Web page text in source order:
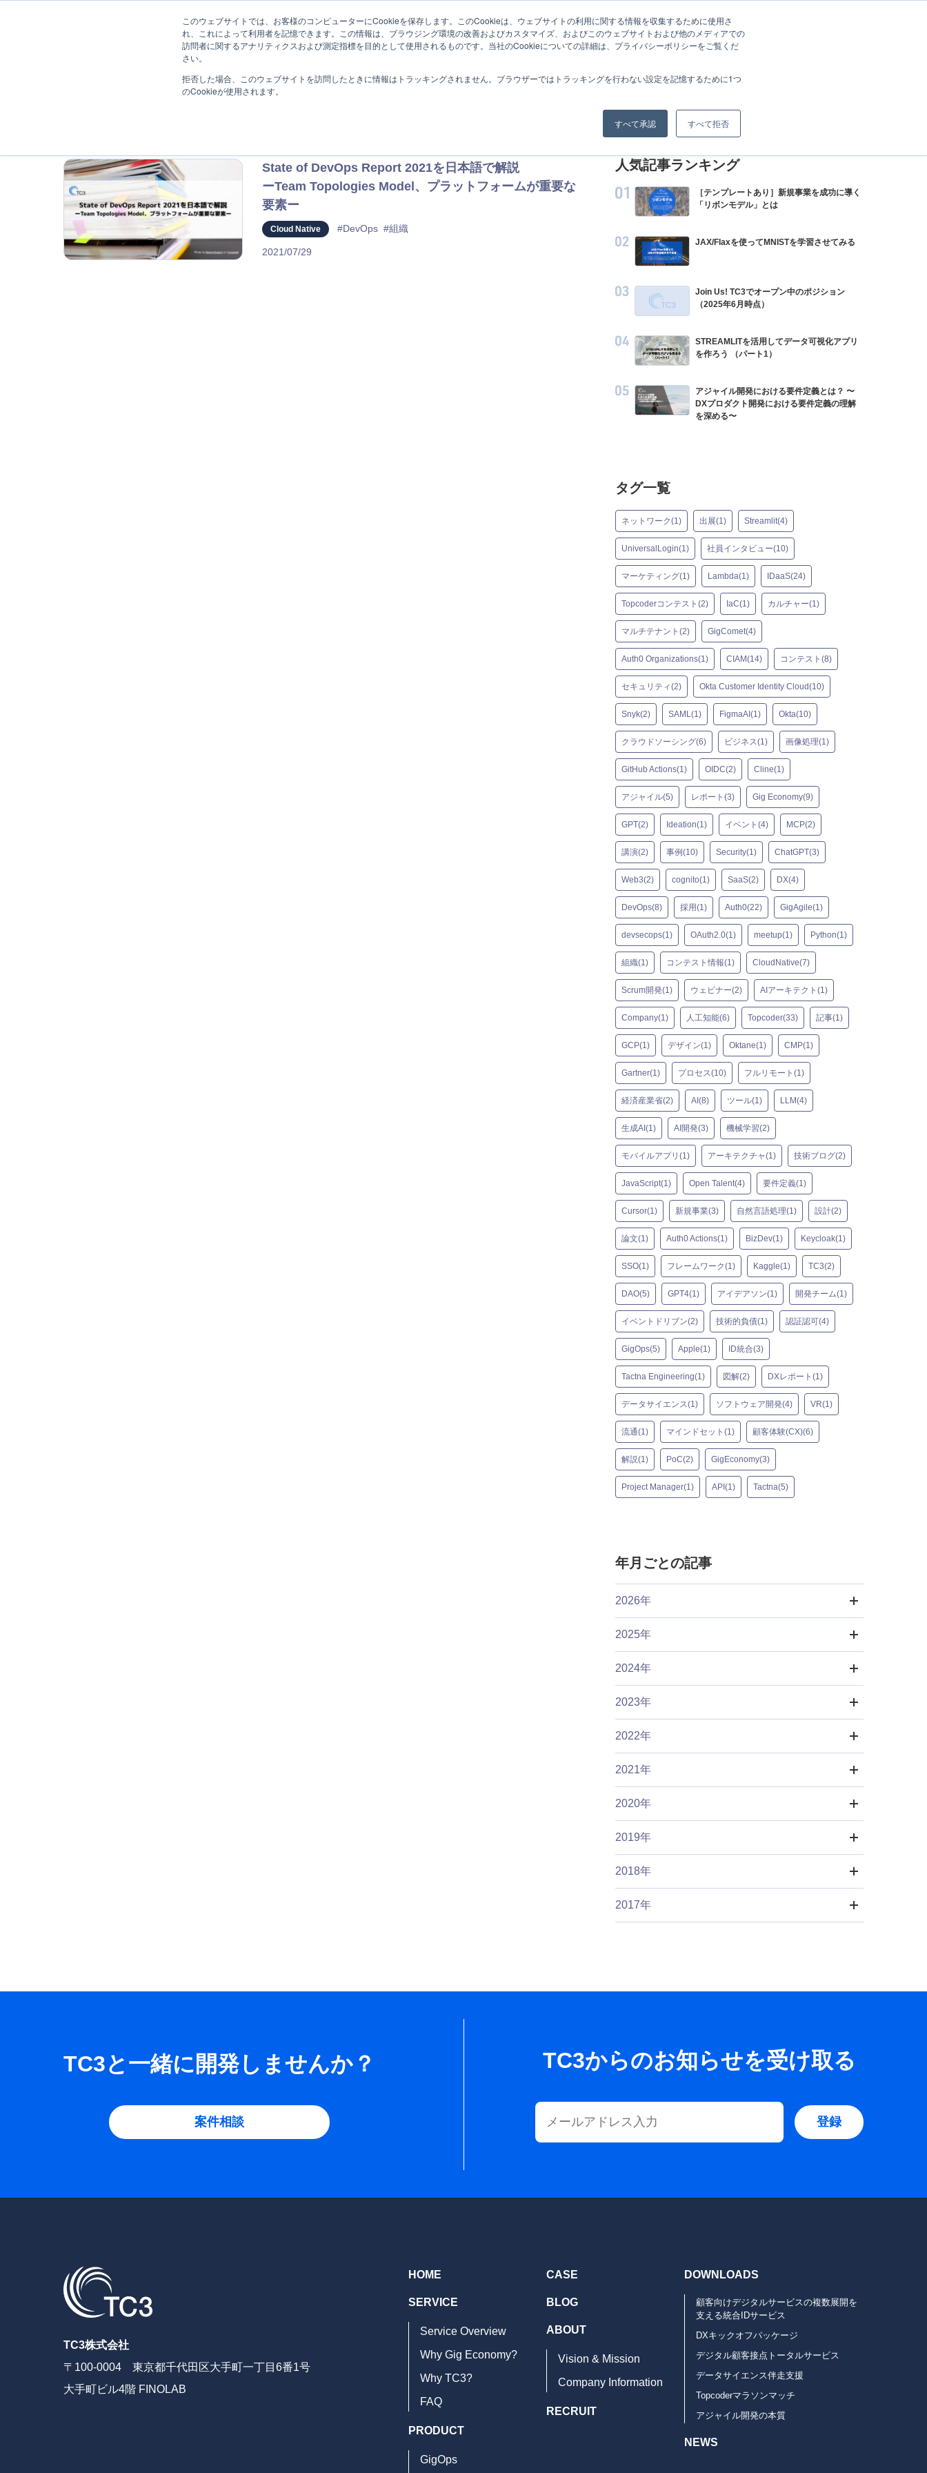
このウェブサイトでは、お客様のコンピューターにCookieを保存します。このCookieは、ウェブサイトの利用に関する情報を収集するために使用さ
れ、これによって利用者を記憶できます。この情報は、ブラウジング環境の改善およびカスタマイズ、およびこのウェブサイトおよび他のメディアでの
訪問者に関するアナリティクスおよび測定指標を目的として使用されるものです。当社のCookieについての詳細は、プライバシーポリシーをご覧くだ
さい。
拒否した場合、このウェブサイトを訪問したときに情報はトラッキングされません。ブラウザーではトラッキングを行わない設定を記憶するために1つ
のCookieが使用されます。
すべて承認 すべて拒否
Home Service Product Case Blog About Us Recruit
State of DevOps Report 2021を日本語で解説
ーTeam Topologies Model、プラットフォームが重要な
要素ー
Cloud Native #DevOps #組織
2021/07/29
人気記事ランキング
［テンプレートあり］新規事業を成功に導く
「リボンモデル」とは
JAX/Flaxを使ってMNISTを学習させてみる
Join Us! TC3でオープン中のポジション
（2025年6月時点）
STREAMLITを活用してデータ可視化アプリ
を作ろう （パート1）
アジャイル開発における要件定義とは？ 〜
DXプロダクト開発における要件定義の理解
を深める〜
タグ一覧
ネットワーク(1) 出展(1) Streamlit(4)
UniversalLogin(1) 社員インタビュー(10)
マーケティング(1) Lambda(1) IDaaS(24)
Topcoderコンテスト(2) IaC(1) カルチャー(1)
マルチテナント(2) GigComet(4)
Auth0 Organizations(1) CIAM(14) コンテスト(8)
セキュリティ(2) Okta Customer Identity Cloud(10)
Snyk(2) SAML(1) FigmaAI(1) Okta(10)
クラウドソーシング(6) ビジネス(1) 画像処理(1)
GitHub Actions(1) OIDC(2) Cline(1)
アジャイル(5) レポート(3) Gig Economy(9)
GPT(2) Ideation(1) イベント(4) MCP(2)
講演(2) 事例(10) Security(1) ChatGPT(3)
Web3(2) cognito(1) SaaS(2) DX(4)
DevOps(8) 採用(1) Auth0(22) GigAgile(1)
devsecops(1) OAuth2.0(1) meetup(1) Python(1)
組織(1) コンテスト情報(1) CloudNative(7)
Scrum開発(1) ウェビナー(2) AIアーキテクト(1)
Company(1) 人工知能(6) Topcoder(33) 記事(1)
GCP(1) デザイン(1) Oktane(1) CMP(1)
Gartner(1) プロセス(10) フルリモート(1)
経済産業省(2) AI(8) ツール(1) LLM(4)
生成AI(1) AI開発(3) 機械学習(2)
モバイルアプリ(1) アーキテクチャ(1) 技術ブログ(2)
JavaScript(1) Open Talent(4) 要件定義(1)
Cursor(1) 新規事業(3) 自然言語処理(1) 設計(2)
論文(1) Auth0 Actions(1) BizDev(1) Keycloak(1)
SSO(1) フレームワーク(1) Kaggle(1) TC3(2)
DAO(5) GPT4(1) アイデアソン(1) 開発チーム(1)
イベントドリブン(2) 技術的負債(1) 認証認可(4)
GigOps(5) Apple(1) ID統合(3)
Tactna Engineering(1) 図解(2) DXレポート(1)
データサイエンス(1) ソフトウェア開発(4) VR(1)
流通(1) マインドセット(1) 顧客体験(CX)(6)
解説(1) PoC(2) GigEconomy(3)
Project Manager(1) API(1) Tactna(5)
年月ごとの記事
2026年
2025年
2024年
2023年
2022年
2021年
2020年
2019年
2018年
2017年
TC3と一緒に開発しませんか？
案件相談
TC3からのお知らせを受け取る
TC3株式会社
〒100-0004 東京都千代田区大手町一丁目6番1号
大手町ビル4階 FINOLAB
HOME
SERVICE
Service Overview
Why Gig Economy?
Why TC3?
FAQ
PRODUCT
GigOps
CASE
BLOG
ABOUT
Vision & Mission
Company Information
RECRUIT
DOWNLOADS
顧客向けデジタルサービスの複数展開を
支える統合IDサービス
DXキックオフパッケージ
デジタル顧客接点トータルサービス
データサイエンス伴走支援
Topcoderマラソンマッチ
アジャイル開発の本質
NEWS